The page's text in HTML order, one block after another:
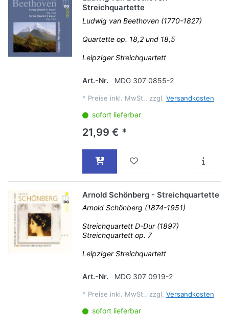
Streichquartette
Ludwig van Beethoven (1770-1827)
Quartette op. 18,2 und 18,5
Leipziger Streichquartett
Art.-Nr. MDG 307 0855-2
* Preise inkl. MwSt., zzgl. Versandkosten
sofort lieferbar
21,99 € *
Arnold Schönberg - Streichquartette
Arnold Schönberg (1874-1951)
Streichquartett D-Dur (1897)
Streichquartett op. 7
Leipziger Streichquartett
Art.-Nr. MDG 307 0919-2
* Preise inkl. MwSt., zzgl. Versandkosten
sofort lieferbar